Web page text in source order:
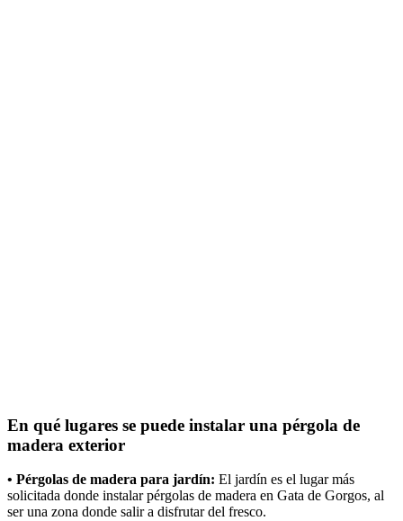
En qué lugares se puede instalar una pérgola de
madera exterior
• Pérgolas de madera para jardín: El jardín es el lugar más
solicitada donde instalar pérgolas de madera en Gata de Gorgos, al
ser una zona donde salir a disfrutar del fresco.